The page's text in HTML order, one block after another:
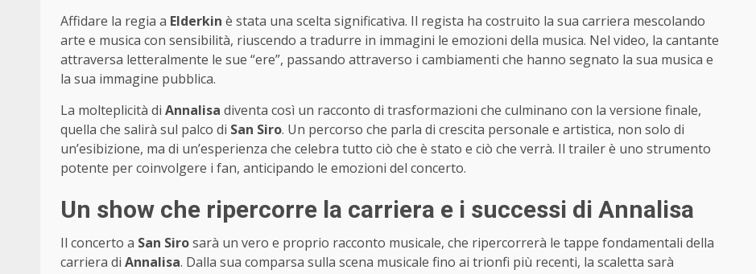
Affidare la regia a Elderkin è stata una scelta significativa. Il regista ha costruito la sua carriera mescolando
arte e musica con sensibilità, riuscendo a tradurre in immagini le emozioni della musica. Nel video, la cantante
attraversa letteralmente le sue “ere”, passando attraverso i cambiamenti che hanno segnato la sua musica e
la sua immagine pubblica.
La molteplicità di Annalisa diventa così un racconto di trasformazioni che culminano con la versione finale,
quella che salirà sul palco di San Siro. Un percorso che parla di crescita personale e artistica, non solo di
un’esibizione, ma di un’esperienza che celebra tutto ciò che è stato e ciò che verrà. Il trailer è uno strumento
potente per coinvolgere i fan, anticipando le emozioni del concerto.
Un show che ripercorre la carriera e i successi di Annalisa
Il concerto a San Sirosarà un vero e proprio racconto musicale, che ripercorrerà le tappe fondamentali della
carriera di Annalisa. Dalla sua comparsa sulla scena musicale fino ai trionfi più recenti, la scaletta sarà